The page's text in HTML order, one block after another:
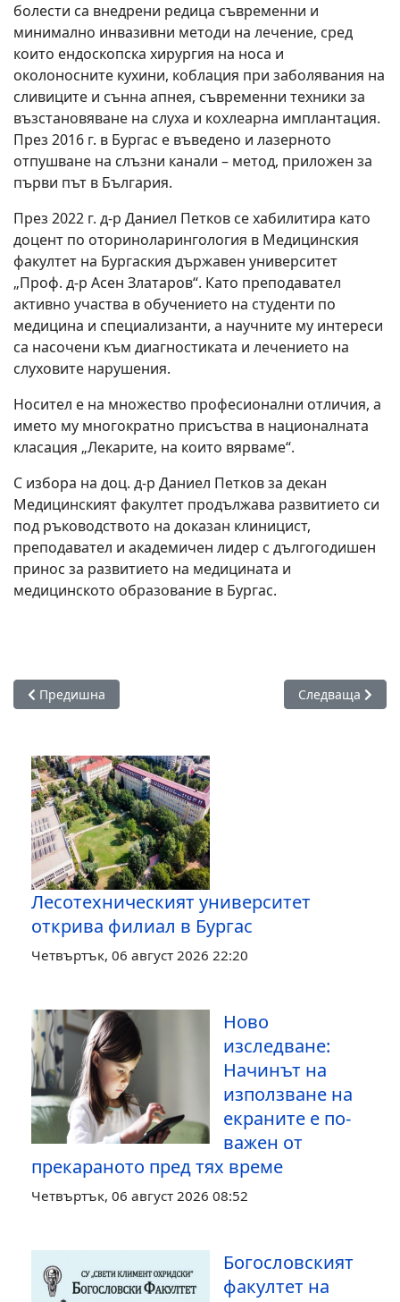
болести са внедрени редица съвременни и
минимално инвазивни методи на лечение, сред
които ендоскопска хирургия на носа и
околоносните кухини, коблация при заболявания на
сливиците и сънна апнея, съвременни техники за
възстановяване на слуха и кохлеарна имплантация.
През 2016 г. в Бургас е въведено и лазерното
отпушване на слъзни канали – метод, приложен за
първи път в България.
През 2022 г. д-р Даниел Петков се хабилитира като
доцент по оториноларингология в Медицинския
факултет на Бургаския държавен университет
„Проф. д-р Асен Златаров“. Като преподавател
активно участва в обучението на студенти по
медицина и специализанти, а научните му интереси
са насочени към диагностиката и лечението на
слуховите нарушения.
Носител е на множество професионални отличия, а
името му многократно присъства в националната
класация „Лекарите, на които вярваме“.
С избора на доц. д-р Даниел Петков за декан
Медицинският факултет продължава развитието си
под ръководството на доказан клиницист,
преподавател и академичен лидер с дългогодишен
принос за развитието на медицината и
медицинското образование в Бургас.
Предишна статия: Бургаски ученик организира младежко
Предишна Следваща
Следваща
Лесотехническият университет
открива филиал в Бургас
Четвъртък, 06 август 2026 22:20
Ново
изследване:
Начинът на
използване на
екраните е по-
важен от
прекараното пред тях време
Четвъртък, 06 август 2026 08:52
Богословският
факултет на